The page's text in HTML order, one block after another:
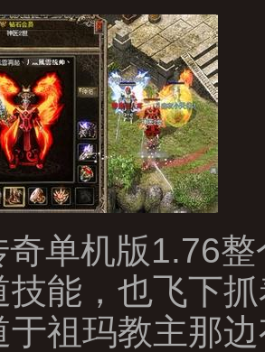
单机版1.76整
技能，也飞下
于祖玛教主那